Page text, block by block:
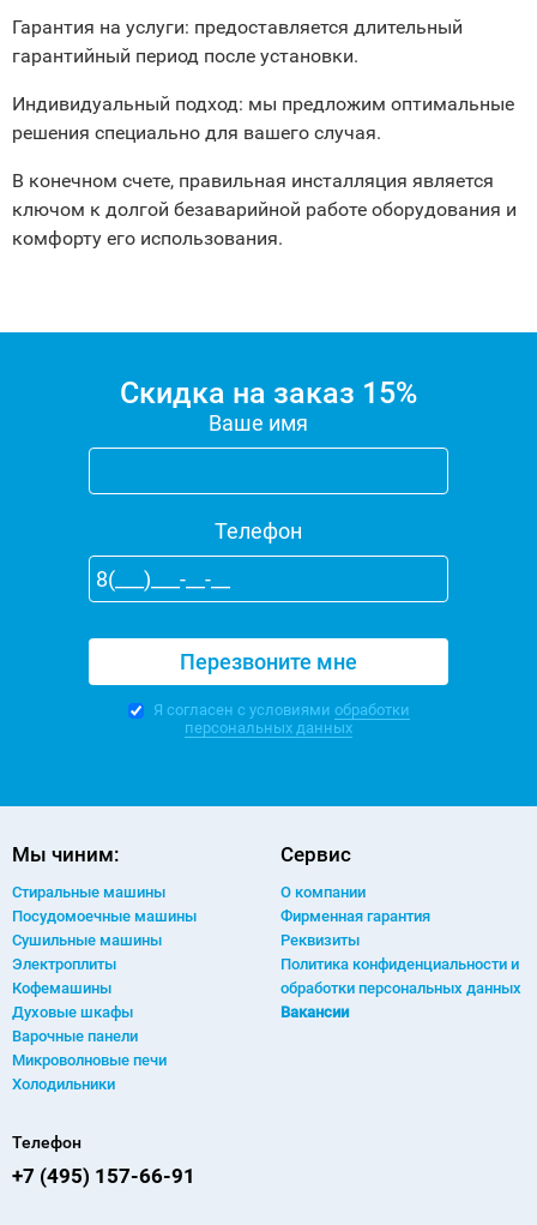
Гарантия на услуги: предоставляется длительный
гарантийный период после установки.
Индивидуальный подход: мы предложим оптимальные
решения специально для вашего случая.
В конечном счете, правильная инсталляция является
ключом к долгой безаварийной работе оборудования и
комфорту его использования.
Скидка на заказ 15%
Ваше имя
Телефон
Я согласен с условиями обработки
персональных данных
Мы чиним:
Стиральные машины
Посудомоечные машины
Сушильные машины
Электроплиты
Кофемашины
Духовые шкафы
Варочные панели
Микроволновые печи
Холодильники
Сервис
О компании
Фирменная гарантия
Реквизиты
Политика конфиденциальности и
обработки персональных данных
Вакансии
Телефон
+7 (495) 157-66-91